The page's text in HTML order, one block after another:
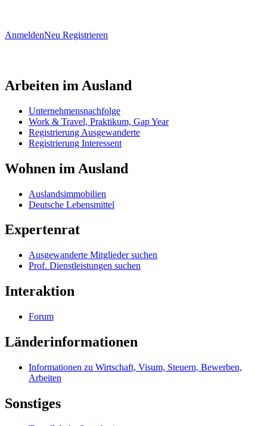
AnmeldenNeu Registrieren
Arbeiten im Ausland
Unternehmensnachfolge
Work & Travel, Praktikum, Gap Year
Registrierung Ausgewanderte
Registrierung Interessent
Wohnen im Ausland
Auslandsimmobilien
Deutsche Lebensmittel
Expertenrat
Ausgewanderte Mitglieder suchen
Prof. Dienstleistungen suchen
Interaktion
Forum
Länderinformationen
Informationen zu Wirtschaft, Visum, Steuern, Bewerben,
Arbeiten
Sonstiges